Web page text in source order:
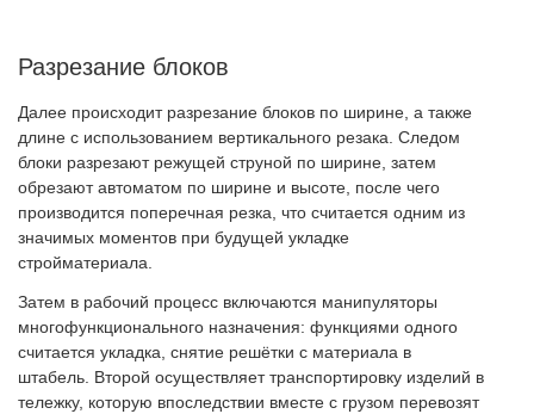
Разрезание блоков
Далее происходит разрезание блоков по ширине, а также
длине с использованием вертикального резака. Следом
блоки разрезают режущей струной по ширине, затем
обрезают автоматом по ширине и высоте, после чего
производится поперечная резка, что считается одним из
значимых моментов при будущей укладке
стройматериала.
Затем в рабочий процесс включаются манипуляторы
многофункционального назначения: функциями одного
считается укладка, снятие решётки с материала в
штабель. Второй осуществляет транспортировку изделий в
тележку, которую впоследствии вместе с грузом перевозят